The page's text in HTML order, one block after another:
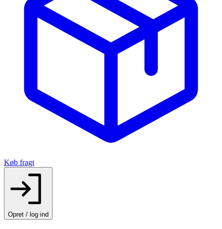
Køb fragt
Opret / log ind